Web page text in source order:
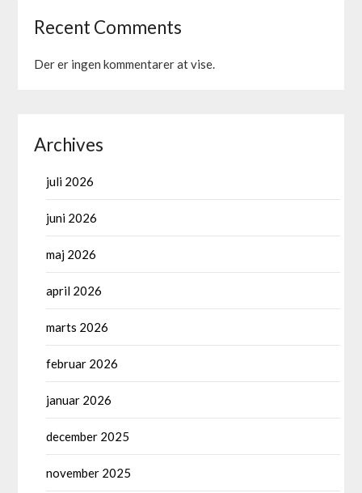
Recent Comments
Der er ingen kommentarer at vise.
Archives
juli 2026
juni 2026
maj 2026
april 2026
marts 2026
februar 2026
januar 2026
december 2025
november 2025